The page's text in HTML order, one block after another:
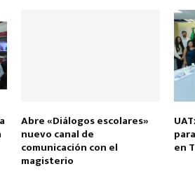
Abre «Diálogos escolares»
nuevo canal de
comunicación con el
magisterio
en